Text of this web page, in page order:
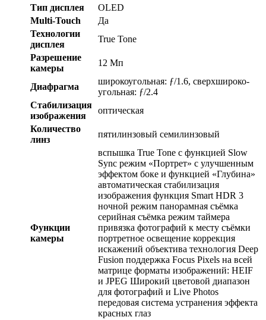
Тип дисплея
OLED
Multi-Touch
Да
Технологии
дисплея
True Tone
Разрешение
камеры
12 Мп
Диафрагма
широкоугольная: ƒ/1.6, сверхшироко­
угольная: ƒ/2.4
Стабилизация
изображения
оптическая
Количество
линз
пятилинзовый семилинзовый
Функции
камеры
вспышка True Tone с функцией Slow
Sync режим «Портрет» с улучшенным
эффектом боке и функцией «Глубина»
автоматическая стабилизация
изображения функция Smart HDR 3
ночной режим панорамная съёмка
серийная съëмка режим таймера
привязка фотографий к месту съёмки
портретное освещение коррекция
искажений объектива технология Deep
Fusion поддержка Focus Pixels на всей
матрице форматы изображений: HEIF
и JPEG Широкий цветовой диапазон
для фотографий и Live Photos
передовая система устранения эффекта
красных глаз